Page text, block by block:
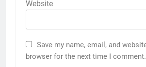
Website
Save my name, email, and
browser for the next time I comment.